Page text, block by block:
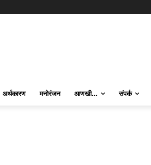
अर्थकारण मनोरंजन आणखी… संपर्क